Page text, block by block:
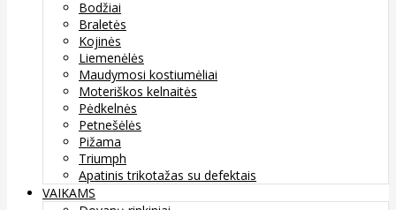
Bodžiai
Braletės
Kojinės
Liemenėlės
Maudymosi kostiumėliai
Moteriškos kelnaitės
Pėdkelnės
Petnešėlės
Pižama
Triumph
Apatinis trikotažas su defektais
VAIKAMS